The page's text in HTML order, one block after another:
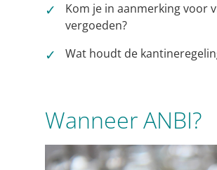
Kom je in aanmerking voor
vergoeden?
Wat houdt de
Wanneer ANBI?